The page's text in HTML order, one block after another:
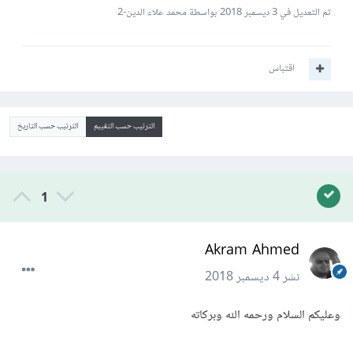
تم التعديل في3 ديسمبر 2018 بواسطة محمد علاء الدين-2
اقتباس
الترتيب حسب التقييم الترتيب حسب التاريخ
1
Akram Ahmed
نشر4 ديسمبر 2018
وعليكم السلام ورحمه الله وبركاته